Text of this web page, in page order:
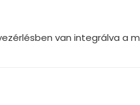
van integrálva a